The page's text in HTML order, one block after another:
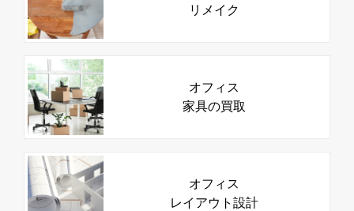
リメイク
オフィス
家具の買取
オフィス
レイアウト設計